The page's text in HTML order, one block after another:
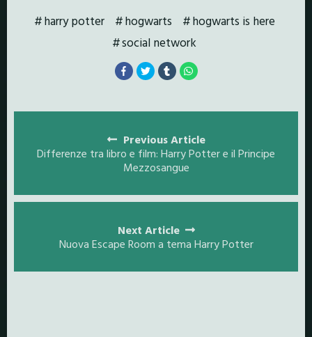
harry potter hogwarts
hogwarts is here
social network
navigation
Previous Article
Differenze tra libro e film: Harry Potter e il Principe
Mezzosangue
Next Article
Nuova Escape Room a tema Harry Potter